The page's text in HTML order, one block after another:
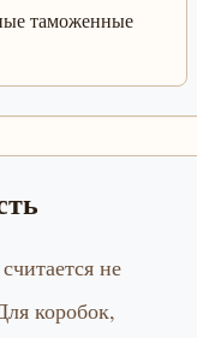
таможенные
не
коробок,